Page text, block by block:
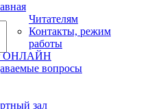
Читателям
Контакты, режим
работы
ОНЛАЙН
вопросы
зал